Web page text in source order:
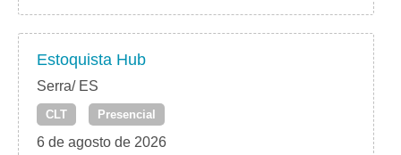
Estoquista Hub
Serra/ ES
CLT Presencial
6 de agosto de 2026